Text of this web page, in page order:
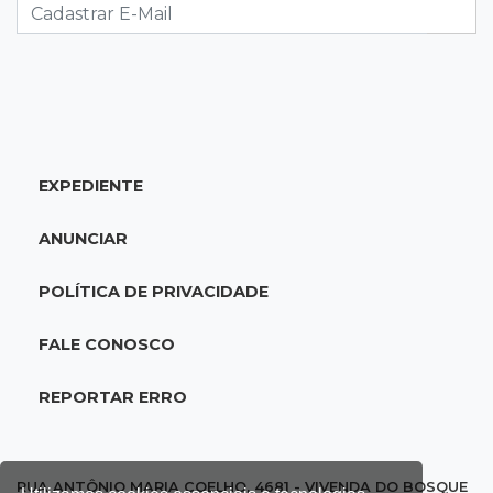
contratações em Três Lagoas
15:25Zona rural
expostos no Cemitério Três Barras
Suspeito de participar de sequestro de bebê é
de 72 anos em praça no Centro
EXPEDIENTE
ANUNCIAR
POLÍTICA DE PRIVACIDADE
FALE CONOSCO
REPORTAR ERRO
RUA ANTÔNIO MARIA COELHO, 4681 - VIVENDA DO BOSQUE